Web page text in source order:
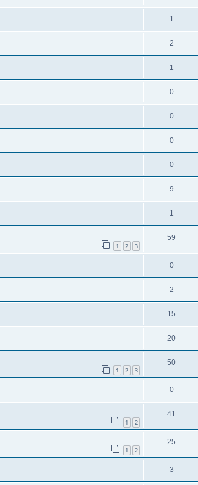
1
2
1
0
0
0
0
9
1
1 2 3
59
0
2
15
20
1 2 3
50
0
1 2
41
1 2
25
3